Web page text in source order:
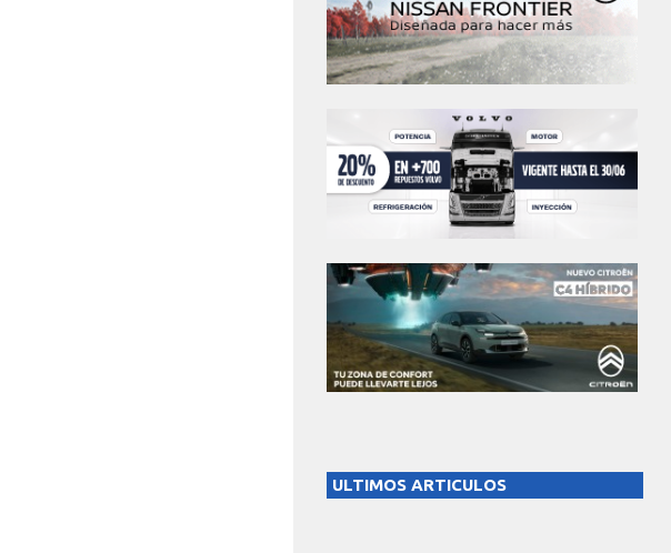
ULTIMOS ARTICULOS